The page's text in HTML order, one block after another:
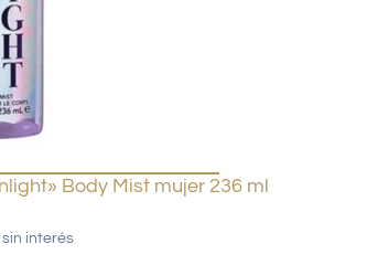
Body Mist mujer 236 ml
interés